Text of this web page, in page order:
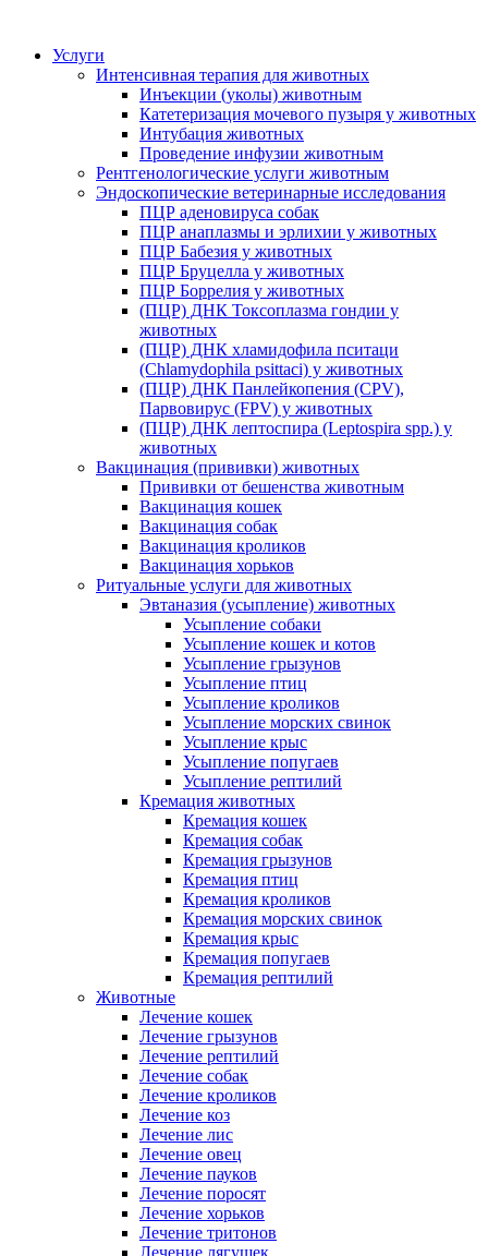
Услуги
Интенсивная терапия для животных
Инъекции (уколы) животным
Катетеризация мочевого пузыря у животных
Интубация животных
Проведение инфузии животным
Рентгенологические услуги животным
Эндоскопические ветеринарные исследования
ПЦР аденовируса собак
ПЦР анаплазмы и эрлихии у животных
ПЦР Бабезия у животных
ПЦР Бруцелла у животных
ПЦР Боррелия у животных
(ПЦР) ДНК Токсоплазма гондии у
животных
(ПЦР) ДНК хламидофила пситаци
(Chlamydophila psittaci) у животных
(ПЦР) ДНК Панлейкопения (CPV),
Парвовирус (FPV) у животных
(ПЦР) ДНК лептоспира (Leptospira spp.) у
животных
Вакцинация (прививки) животных
Прививки от бешенства животным
Вакцинация кошек
Вакцинация собак
Вакцинация кроликов
Вакцинация хорьков
Ритуальные услуги для животных
Эвтаназия (усыпление) животных
Усыпление собаки
Усыпление кошек и котов
Усыпление грызунов
Усыпление птиц
Усыпление кроликов
Усыпление морских свинок
Усыпление крыс
Усыпление попугаев
Усыпление рептилий
Кремация животных
Кремация кошек
Кремация собак
Кремация грызунов
Кремация птиц
Кремация кроликов
Кремация морских свинок
Кремация крыс
Кремация попугаев
Кремация рептилий
Животные
Лечение кошек
Лечение грызунов
Лечение рептилий
Лечение собак
Лечение кроликов
Лечение коз
Лечение лис
Лечение овец
Лечение пауков
Лечение поросят
Лечение хорьков
Лечение тритонов
Лечение лягушек